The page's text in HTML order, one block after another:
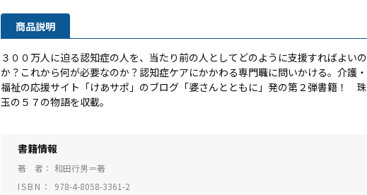
商品説明
３００万人に迫る認知症の人を、当たり前の人としてどのように支援すればよいの
か？これから何が必要なのか？認知症ケアにかかわる専門職に問いかける。介護・
福祉の応援サイト「けあサポ」のブログ「婆さんとともに」発の第２弾書籍！ 珠
玉の５７の物語を収載。
書籍情報
著 者
和田行男＝著
ISBN
978-4-8058-3361-2